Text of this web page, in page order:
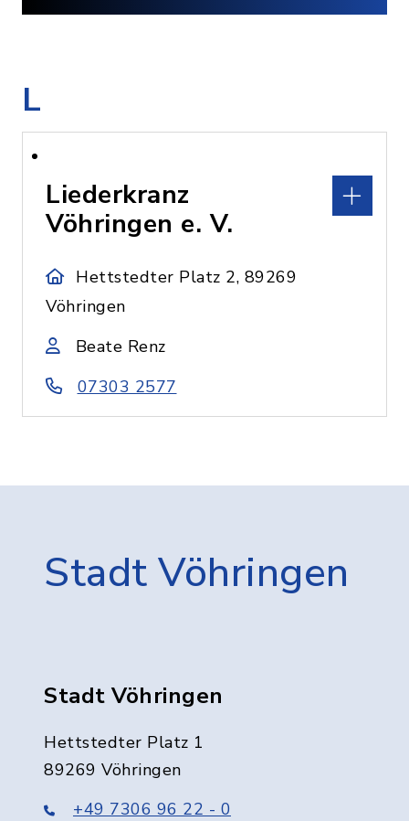
L
Liederkranz
Vöhringen e. V.
Hettstedter Platz 2, 89269
Vöhringen
Beate Renz
07303 2577
Stadt Vöhringen
Stadt Vöhringen
Hettstedter Platz 1
89269 Vöhringen
+49 7306 96 22 - 0